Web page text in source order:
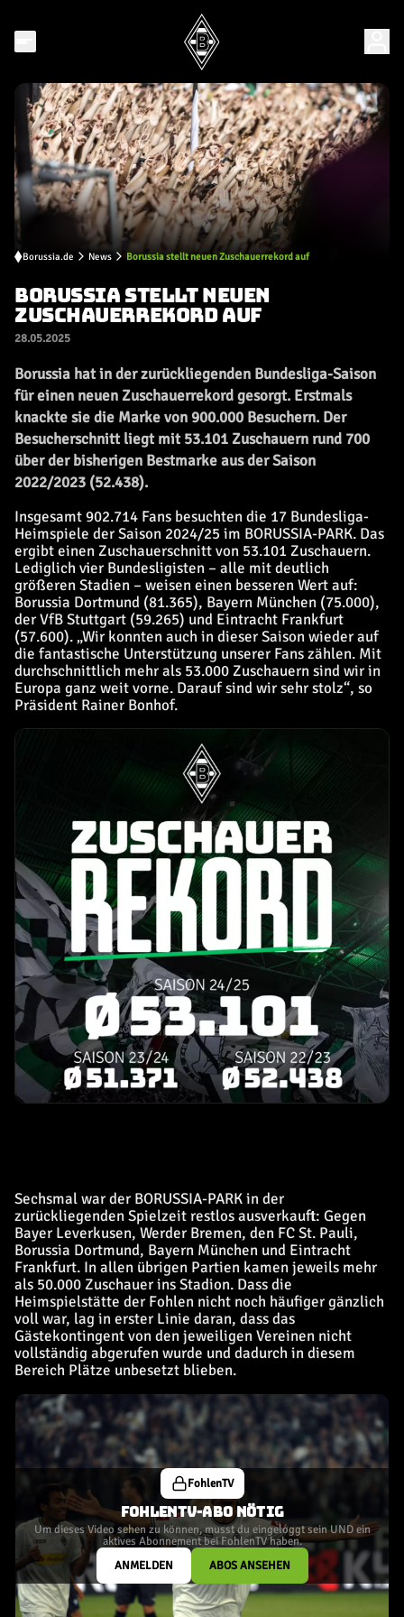
Borussia.de News Borussia stellt neuen Zuschauerrekord auf
BORUSSIA STELLT NEUEN
ZUSCHAUERREKORD AUF
28.05.2025
Borussia hat in der zurückliegenden Bundesliga-Saison
für einen neuen Zuschauerrekord gesorgt. Erstmals
knackte sie die Marke von 900.000 Besuchern. Der
Besucherschnitt liegt mit 53.101 Zuschauern rund 700
über der bisherigen Bestmarke aus der Saison
2022/2023 (52.438).
Insgesamt 902.714 Fans besuchten die 17 Bundesliga-
Heimspiele der Saison 2024/25 im BORUSSIA-PARK. Das
ergibt einen Zuschauerschnitt von 53.101 Zuschauern.
Lediglich vier Bundesligisten – alle mit deutlich
größeren Stadien – weisen einen besseren Wert auf:
Borussia Dortmund (81.365), Bayern München (75.000),
der VfB Stuttgart (59.265) und Eintracht Frankfurt
(57.600). „Wir konnten auch in dieser Saison wieder auf
die fantastische Unterstützung unserer Fans zählen. Mit
durchschnittlich mehr als 53.000 Zuschauern sind wir in
Europa ganz weit vorne. Darauf sind wir sehr stolz“, so
Präsident Rainer Bonhof.
Sechsmal war der BORUSSIA-PARK in der
zurückliegenden Spielzeit restlos ausverkauft: Gegen
Bayer Leverkusen, Werder Bremen, den FC St. Pauli,
Borussia Dortmund, Bayern München und Eintracht
Frankfurt. In allen übrigen Partien kamen jeweils mehr
als 50.000 Zuschauer ins Stadion. Dass die
Heimspielstätte der Fohlen nicht noch häufiger gänzlich
voll war, lag in erster Linie daran, dass das
Gästekontingent von den jeweiligen Vereinen nicht
vollständig abgerufen wurde und dadurch in diesem
Bereich Plätze unbesetzt blieben.
FohlenTV
FOHLENTV-ABO NÖTIG
Um dieses Video sehen zu können, musst du eingeloggt sein UND ein
aktives Abonnement bei FohlenTV haben.
ANMELDEN
ABOS ANSEHEN